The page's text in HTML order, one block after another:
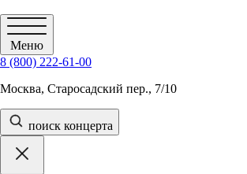
Меню
8 (800) 222-61-00
Москва, Старосадский пер., 7/10
поиск концерта